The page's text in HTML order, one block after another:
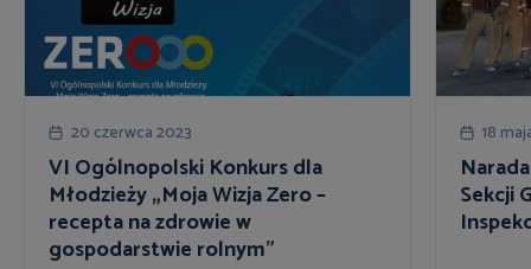
20 czerwca 2023
VI Ogólnopolski Konkurs dla
Młodzieży „Moja Wizja Zero –
recepta na zdrowie w
gospodarstwie rolnym”
18
Sekcji